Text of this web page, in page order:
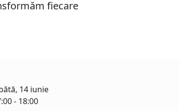
fiecare
14 iunie
- 18:00